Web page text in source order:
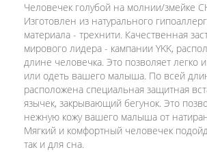
Человечек голубой на молнии/змейке
Изготовлен из натурального
материала - трехнити. Качественная
мирового лидера - кампании YKK,
длине человечка. Это позволяет легко
или одеть вашего малыша. По всей
расположена специальная защитная
язычек, закрывающий бегунок. Это
нежную кожу вашего малыша от
Мягкий и комфортный человечек
так и для сна.